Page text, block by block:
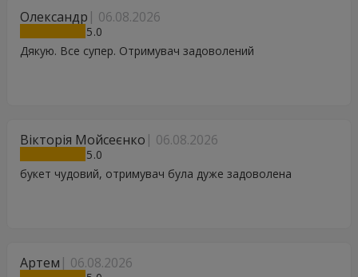
Олександр 06.08.2026
5
Дякую. Все супер. Отримувач задоволений
Вікторія Мойсеєнко 06.08.2026
5
букет чудовий, отримувач була дуже задоволена
Артем 06.08.2026